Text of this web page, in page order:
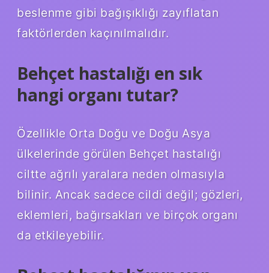
beslenme gibi bağışıklığı zayıflatan
faktörlerden kaçınılmalıdır.
Behçet hastalığı en sık
hangi organı tutar?
Özellikle Orta Doğu ve Doğu Asya
ülkelerinde görülen Behçet hastalığı
ciltte ağrılı yaralara neden olmasıyla
bilinir. Ancak sadece cildi değil; gözleri,
eklemleri, bağırsakları ve birçok organı
da etkileyebilir.